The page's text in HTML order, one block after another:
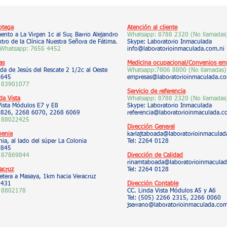
a La Virgen 1c al Sur, Barrio Alejandro
de la Clínica Nuestra Señora de Fátima.
7656 4452
de Jesús del Rescate 2 1/2c al Oeste
83901077
Vista
Módulos E7 y E8
2268 6070, 2268 6069
88022425
al lado del súper La Colonia
87869844
a Masaya, 1km hacia Veracruz
8802178
Atención al cliente
Whatsapp: 8788 2320 (No
Skype: Laboratorio Inmaculada
info@laboratorioinmaculada.com.ni
Medicina ocupacional/Convenios
Whatsapp:7806 8800 (No llamadas)
Servicio de referencia
Whatsapp: 8788 2320 (No
Skype: Laboratorio Inmaculada
Dirección General
Tel: 2264 0128
Dirección de Calidad
Tel: 2264 0128
Dirección Contable
CC. Linda Vista Módulos A5 y A6
Tel: (505) 2266 2315, 2266 0060